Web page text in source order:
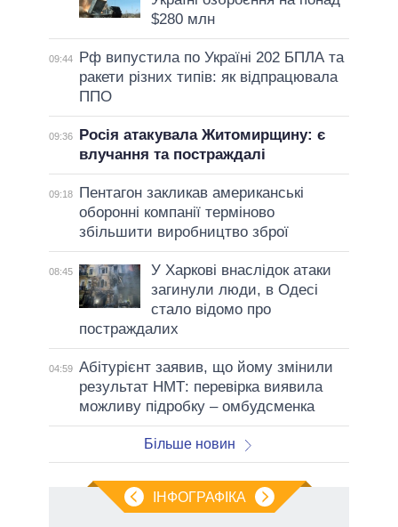
$280 млн
09:44
Рф випустила по Україні 202 БПЛА та
ракети різних типів: як відпрацювала
ППО
09:36
Росія атакувала Житомирщину: є
влучання та постраждалі
09:18
Пентагон закликав американські
оборонні компанії терміново
збільшити виробництво зброї
08:45
У Харкові внаслідок атаки
загинули люди, в Одесі
стало відомо про
постраждалих
04:59 Абітурієнт заявив, що йому змінили
результат НМТ: перевірка виявила
можливу підробку – омбудсменка
Більше новин
ІНФОГРАФІКА